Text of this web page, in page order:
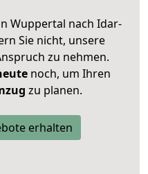
Wuppertal nach Idar-
Sie nicht, unsere
zu nehmen.
noch, um Ihren
zu planen.
erhalten